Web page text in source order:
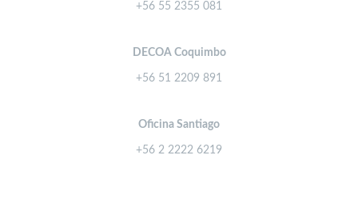
+56 55 2355 081
DECOA Coquimbo
+56 51 2209 891
Oficina Santiago
+56 2 2222 6219